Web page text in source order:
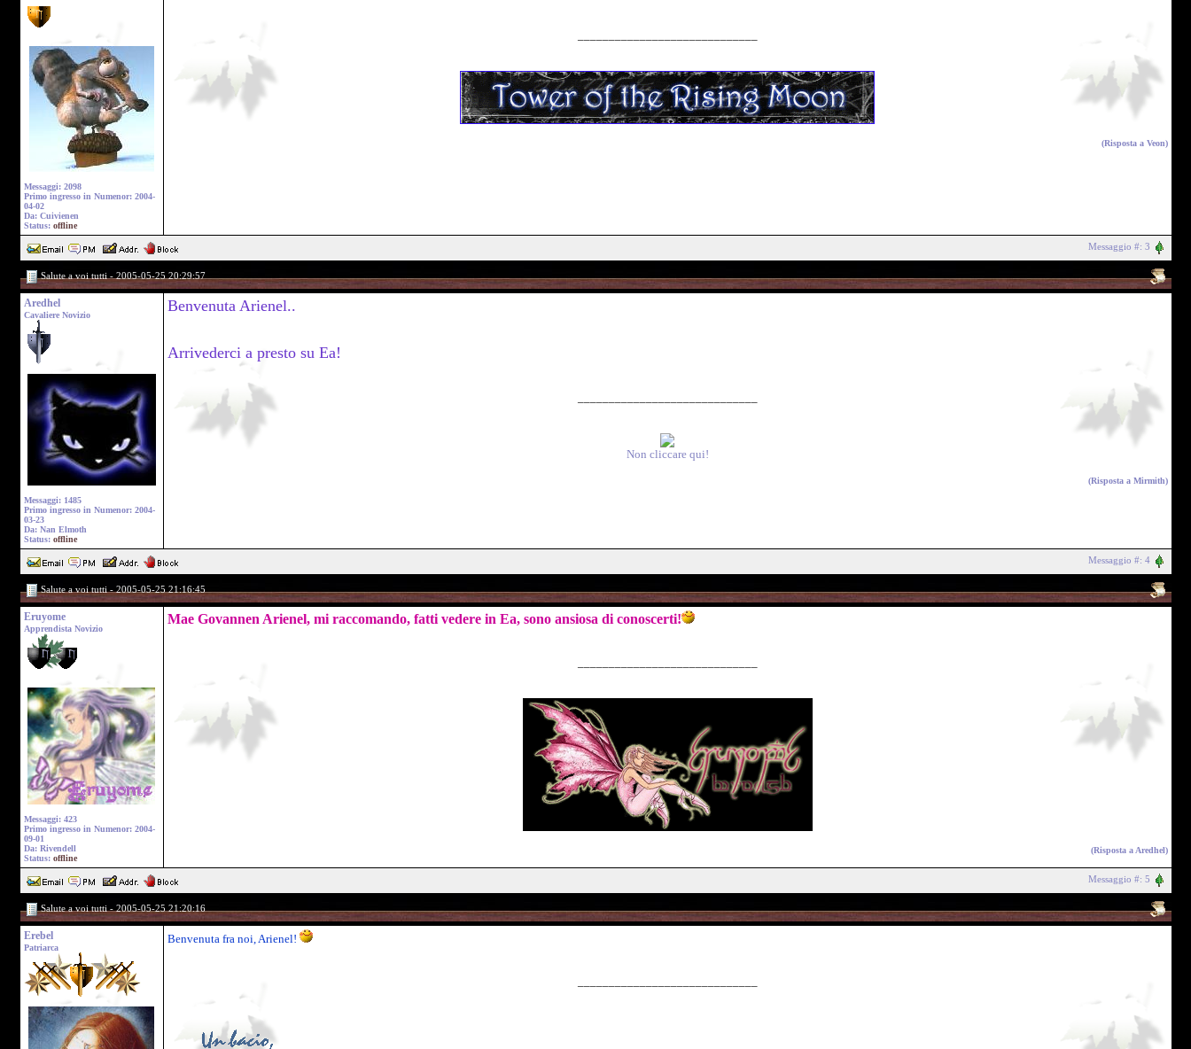
Messaggi: 2098
Primo ingresso in Numenor: 2004-
04-02
Da: Cuivienen
Status: offline
(Risposta a Veon)
Messaggio #: 3
Salute a voi tutti - 2005-05-25 20:29:57
Aredhel
Cavaliere Novizio
Messaggi: 1485
Primo ingresso in Numenor: 2004-
03-23
Da: Nan Elmoth
Status: offline
Benvenuta Arienel..
Arrivederci a presto su Ea!
Non cliccare qui!
(Risposta a Mirmith)
Messaggio #: 4
Salute a voi tutti - 2005-05-25 21:16:45
Eruyome
Apprendista Novizio
Messaggi: 423
Primo ingresso in Numenor: 2004-
09-01
Da: Rivendell
Status: offline
Mae Govannen Arienel, mi raccomando, fatti vedere in Ea, sono ansiosa di conoscerti!
(Risposta a Aredhel)
Messaggio #: 5
Salute a voi tutti - 2005-05-25 21:20:16
Erebel
Patriarca
Benvenuta fra noi, Arienel!